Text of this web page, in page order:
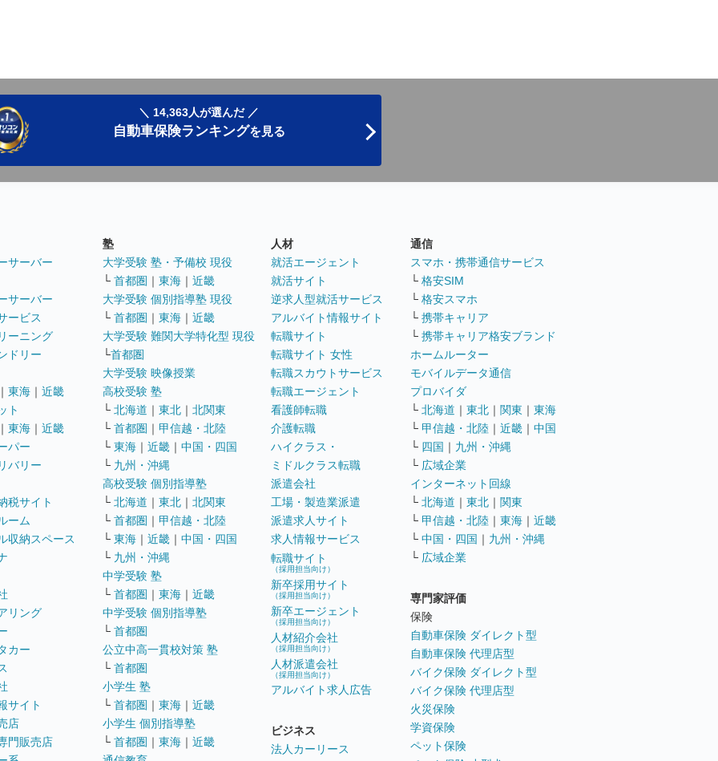
＼ 14,363人が選んだ ／
自動車保険ランキングを見る
サーバー
サーバー
ービス
ーニング
ドリー
東海 ｜ 近畿
ト
東海 ｜ 近畿
パー
バリー
税サイト
ーム
収納スペース
リング
カー
サイト
店
門販売店
塾
大学受験 塾・予備校 現役
└ 首都圏 ｜ 東海 ｜ 近畿
大学受験 個別指導塾 現役
└ 首都圏 ｜ 東海 ｜ 近畿
大学受験 難関大学特化型 現役
└首都圏
大学受験 映像授業
高校受験 塾
└ 北海道 ｜ 東北 ｜ 北関東
└ 首都圏 ｜ 甲信越・北陸
└ 東海 ｜ 近畿 ｜ 中国・四国
└ 九州・沖縄
高校受験 個別指導塾
└ 北海道 ｜ 東北 ｜ 北関東
└ 首都圏 ｜ 甲信越・北陸
└ 東海 ｜ 近畿 ｜ 中国・四国
└ 九州・沖縄
中学受験 塾
└ 首都圏 ｜ 東海 ｜ 近畿
中学受験 個別指導塾
└ 首都圏
公立中高一貫校対策 塾
└ 首都圏
小学生 塾
└ 首都圏 ｜ 東海 ｜ 近畿
小学生 個別指導塾
└ 首都圏 ｜ 東海 ｜ 近畿
人材
就活エージェント
就活サイト
逆求人型就活サービス
アルバイト情報サイト
転職サイト
転職サイト 女性
転職スカウトサービス
転職エージェント
看護師転職
介護転職
ハイクラス・
ミドルクラス転職
派遣会社
工場・製造業派遣
派遣求人サイト
求人情報サービス
転職サイト
（採用担当向け）
新卒採用サイト
（採用担当向け）
新卒エージェント
（採用担当向け）
人材紹介会社
（採用担当向け）
人材派遣会社
（採用担当向け）
アルバイト求人広告
ビジネス
法人カーリース
通信
スマホ・携帯通信サービス
└ 格安SIM
└ 格安スマホ
└ 携帯キャリア
└ 携帯キャリア格安ブランド
ホームルーター
モバイルデータ通信
プロバイダ
└ 北海道 ｜ 東北 ｜ 関東 ｜ 東海
└ 甲信越・北陸 ｜ 近畿 ｜ 中国
└ 四国 ｜ 九州・沖縄
└ 広域企業
インターネット回線
└ 北海道 ｜ 東北 ｜ 関東
└ 甲信越・北陸 ｜ 東海 ｜ 近畿
└ 中国・四国 ｜ 九州・沖縄
└ 広域企業
専門家評価
保険
自動車保険 ダイレクト型
自動車保険 代理店型
バイク保険 ダイレクト型
バイク保険 代理店型
火災保険
学資保険
ペット保険